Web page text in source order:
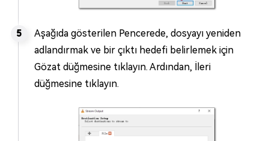
Aşağıda gösterilen Pencerede, dosyayı yeniden
adlandırmak ve bir çıktı hedefi belirlemek için
Gözat düğmesine tıklayın. Ardından, İleri
düğmesine tıklayın.